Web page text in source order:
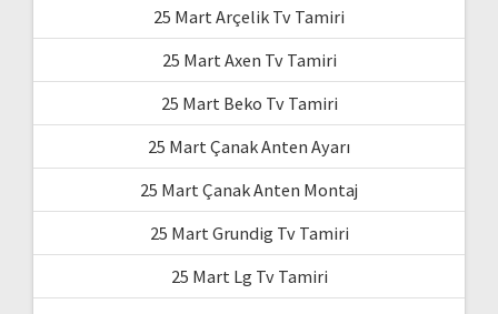
25 Mart Arçelik Tv Tamiri
25 Mart Axen Tv Tamiri
25 Mart Beko Tv Tamiri
25 Mart Çanak Anten Ayarı
25 Mart Çanak Anten Montaj
25 Mart Grundig Tv Tamiri
25 Mart Lg Tv Tamiri